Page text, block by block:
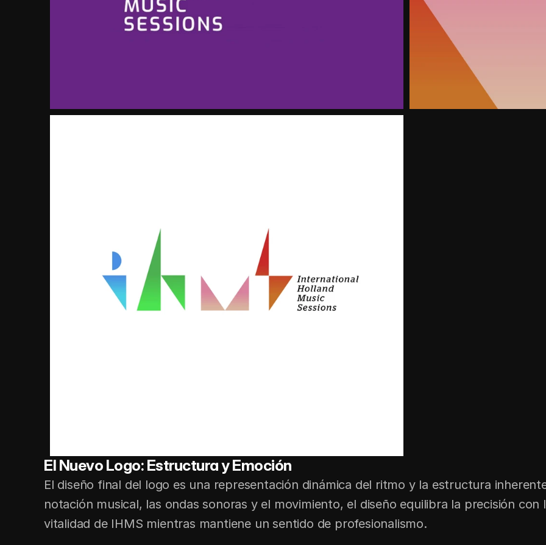
El Nuevo Logo: Estructura y Emoción
El diseño final del logo es una representación dinámica del ritmo y la estructura
notación musical, las ondas sonoras y el movimiento, el diseño equilibra la precisión
vitalidad de IHMS mientras mantiene un sentido de profesionalismo.